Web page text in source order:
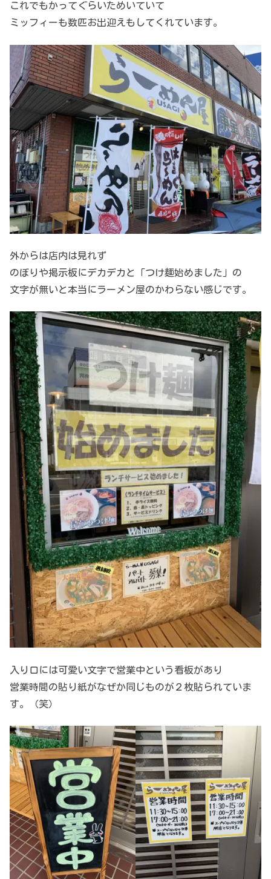
これでもかってぐらいためいていて
ミッフィーも数匹お出迎えもしてくれています。
外からは店内は見れず
のぼりや掲示板にデカデカと「つけ麺始めました」の
文字が無いと本当にラーメン屋のかわらない感じです。
入り口には可愛い文字で営業中という看板があり
営業時間の貼り紙がなぜか同じものが２枚貼られていま
す。（笑）